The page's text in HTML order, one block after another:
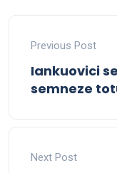
Previous Post
Iankuovici
semneze
Next Post